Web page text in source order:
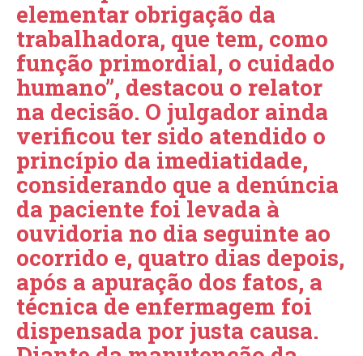
elementar obrigação da
trabalhadora, que tem, como
função primordial, o cuidado
humano”, destacou o relator
na decisão. O julgador ainda
verificou ter sido atendido o
princípio da imediatidade,
considerando que a denúncia
da paciente foi levada à
ouvidoria no dia seguinte ao
ocorrido e, quatro dias depois,
após a apuração dos fatos, a
técnica de enfermagem foi
dispensada por justa causa.